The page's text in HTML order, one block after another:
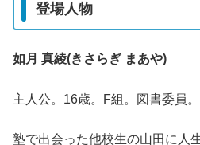
登場人物
如月 真綾(きさらぎ まあや)
主人公。16歳。F組。図書委員。
塾で出会った他校生の山田に人